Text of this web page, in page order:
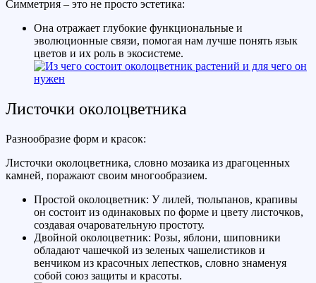
Симметрия – это не просто эстетика:
Она отражает глубокие функциональные и
эволюционные связи, помогая нам лучше понять язык
цветов и их роль в экосистеме.
Листочки околоцветника
Разнообразие форм и красок:
Листочки околоцветника, словно мозаика из драгоценных
камней, поражают своим многообразием.
Простой околоцветник: У лилей, тюльпанов, крапивы
он состоит из одинаковых по форме и цвету листочков,
создавая очаровательную простоту.
Двойной околоцветник: Розы, яблони, шиповники
обладают чашечкой из зеленых чашелистиков и
венчиком из красочных лепестков, словно знаменуя
собой союз защиты и красоты.